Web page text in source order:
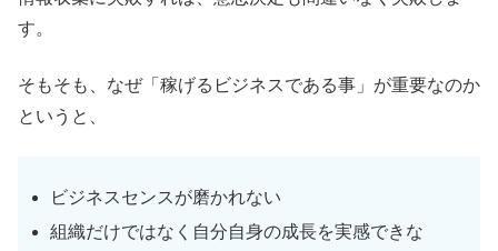
す。
そもそも、なぜ「稼げるビジネスである事」が重要なのか
というと、
ビジネスセンスが磨かれない
組織だけではなく自分自身の成長を実感できな